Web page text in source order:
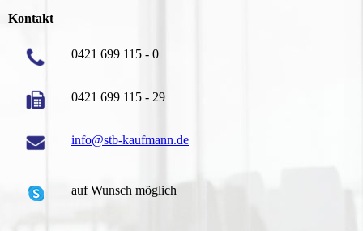
Kontakt
0421 699 115 - 0
0421 699 115 - 29
info@stb-kaufmann.de
auf Wunsch möglich